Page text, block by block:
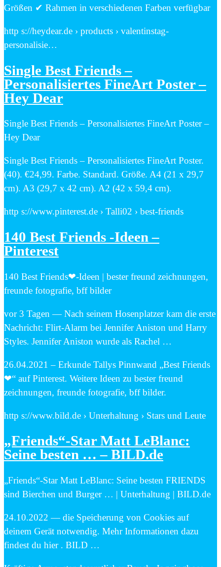
Größen ✔ Rahmen in verschiedenen Farben verfügbar
http s://heydear.de › products › valentinstag-
personalisie…
Single Best Friends –
Personalisiertes FineArt Poster –
Hey Dear
Single Best Friends – Personalisiertes FineArt Poster –
Hey Dear
Single Best Friends – Personalisiertes FineArt Poster.
(40). €24,99. Farbe. Standard. Größe. A4 (21 x 29,7
cm). A3 (29,7 x 42 cm). A2 (42 x 59,4 cm).
http s://www.pinterest.de › Talli02 › best-friends
140 Best Friends -Ideen –
Pinterest
140 Best Friends❤-Ideen | bester freund zeichnungen,
freunde fotografie, bff bilder
vor 3 Tagen — Nach seinem Hosenplatzer kam die erste
Nachricht: Flirt-Alarm bei Jennifer Aniston und Harry
Styles. Jennifer Aniston wurde als Rachel …
26.04.2021 – Erkunde Tallys Pinnwand „Best Friends
❤“ auf Pinterest. Weitere Ideen zu bester freund
zeichnungen, freunde fotografie, bff bilder.
http s://www.bild.de › Unterhaltung › Stars und Leute
„Friends“-Star Matt LeBlanc:
Seine besten … – BILD.de
„Friends“-Star Matt LeBlanc: Seine besten FRIENDS
sind Bierchen und Burger … | Unterhaltung | BILD.de
24.10.2022 — die Speicherung von Cookies auf
deinem Gerät notwendig. Mehr Informationen dazu
findest du hier . BILD …